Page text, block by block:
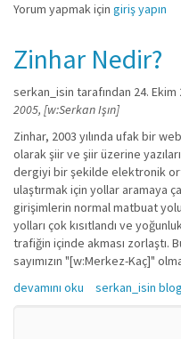
Yorum yapmak için giriş yapın
Zinhar Nedir?
serkan_isin tarafından 24.
2005, [w:Serkan Işın]
Zinhar, 2003 yılında ufak bir
olarak şiir ve şiir üzerine
dergiyi bir şekilde elektronik
ulaştırmak için yollar aramaya
girişimlerin normal matbuat
yolları çok kısıtlandı ve
trafiğin içinde akması zorlaştı.
sayımızın "[w:Merkez-Kaç]"
Zinhar Nedir? hakkında
devamını oku serkan_isin